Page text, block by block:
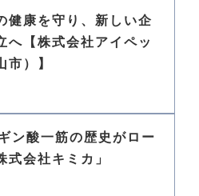
健康を守り、新しい企
へ【株式会社アイペッ
市）】
ン酸一筋の歴史がロー
式会社キミカ」